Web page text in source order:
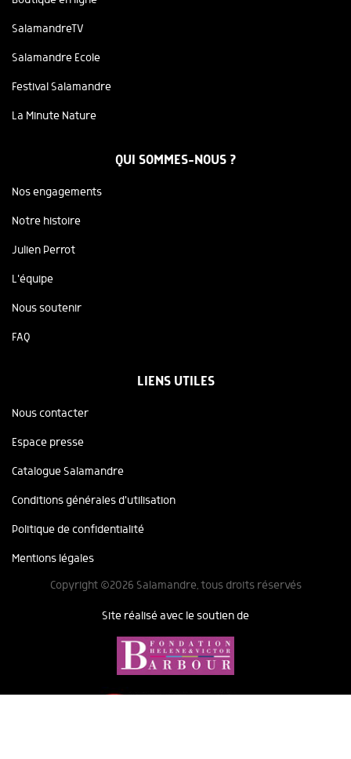
SalamandreTV
Salamandre Ecole
Festival Salamandre
La Minute Nature
QUI SOMMES-NOUS ?
Nos engagements
Notre histoire
Julien Perrot
L'équipe
Nous soutenir
FAQ
LIENS UTILES
Nous contacter
Espace presse
Catalogue Salamandre
Conditions générales d'utilisation
Politique de confidentialité
Mentions légales
Copyright ©2026 Salamandre, tous droits réservés
Site réalisé avec le soutien de